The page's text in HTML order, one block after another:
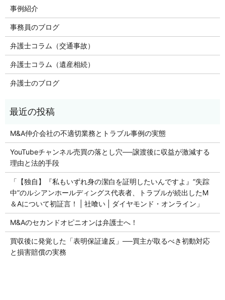
事例紹介
事務員のブログ
弁護士コラム（交通事故）
弁護士コラム（遺産相続）
弁護士のブログ
M&A仲介会社の不適切業務とトラブル事例の実態
YouTubeチャンネル売買の落とし穴──譲渡後に収益が激減する
理由と法的手段
「【独自】『私もいずれ身の潔白を証明したいんですよ』“失踪
中”のルシアンホールディングス代表者、トラブルが続出したM
＆Aについて初証言！ | 社喰い | ダイヤモンド・オンライン」
M&Aのセカンドオピニオンは弁護士へ！
買収後に発覚した「表明保証違反」──買主が取るべき初動対応
と損害賠償の実務